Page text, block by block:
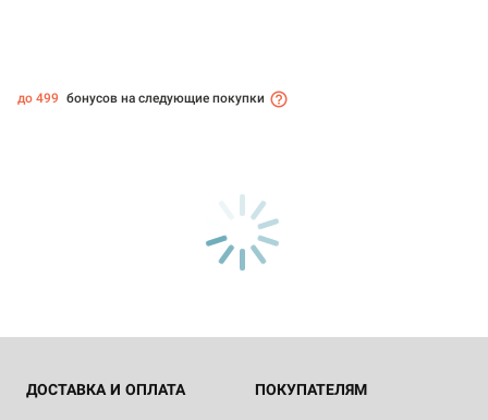
до 499 бонусов на следующие покупки
ДОСТАВКА И ОПЛАТА ПОКУПАТЕЛЯМ